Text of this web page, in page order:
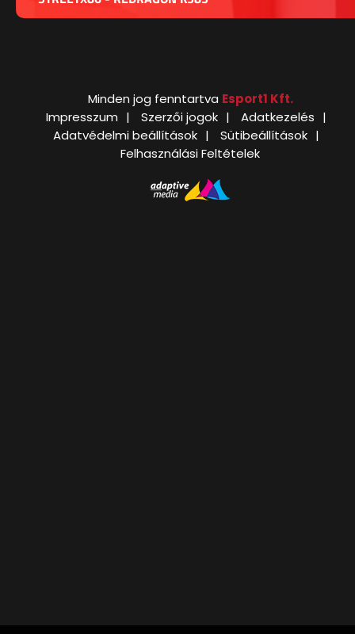
Minden jog fenntartva Esport1 Kft.
Impresszum
Szerzői jogok
Adatkezelés
Adatvédelmi beállítások
Sütibeállítások
Felhasználási Feltételek